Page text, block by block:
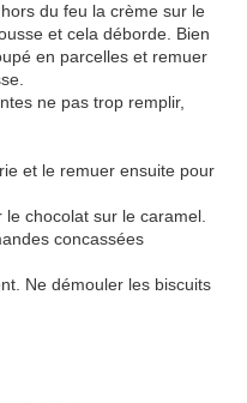
du feu la crème sur le
et cela déborde. Bien
en parcelles et remuer
ne pas trop remplir,
et le remuer ensuite pour
chocolat sur le caramel.
concassées
Ne démouler les biscuits